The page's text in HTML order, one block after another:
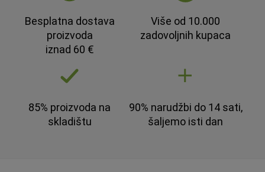
Besplatna dostava
proizvoda
iznad 60 €
Više od 10.000
zadovoljnih kupaca
85% proizvoda na
skladištu
90% narudžbi do 14 sati,
šaljemo isti dan